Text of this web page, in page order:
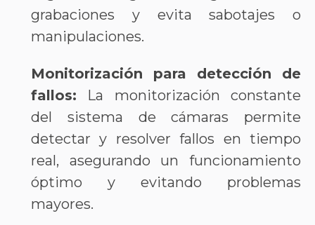
grabaciones y evita sabotajes o
manipulaciones.
Monitorización para detección de
fallos: La monitorización constante
del sistema de cámaras permite
detectar y resolver fallos en tiempo
real, asegurando un funcionamiento
óptimo y evitando problemas
mayores.